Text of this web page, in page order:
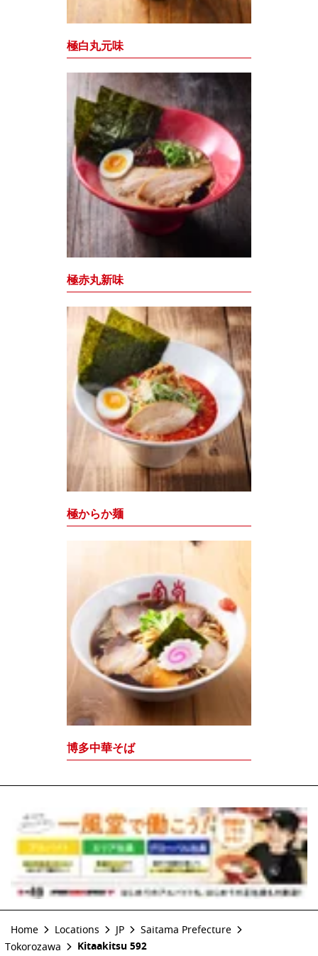
極白丸元味
極赤丸新味
極からか麺
博多中華そば
Home Locations JP
Saitama Prefecture
Tokorozawa
Kitaakitsu 592